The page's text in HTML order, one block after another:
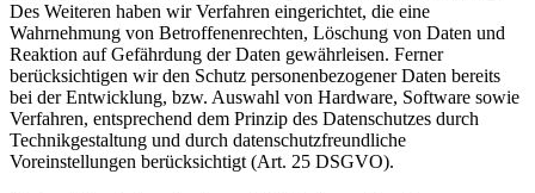
Des Weiteren haben wir Verfahren eingerichtet, die eine
Wahrnehmung von Betroffenenrechten, Löschung von Daten und
Reaktion auf Gefährdung der Daten gewährleisen. Ferner
berücksichtigen wir den Schutz personenbezogener Daten bereits
bei der Entwicklung, bzw. Auswahl von Hardware, Software sowie
Verfahren, entsprechend dem Prinzip des Datenschutzes durch
Technikgestaltung und durch datenschutzfreundliche
Voreinstellungen berücksichtigt (Art. 25 DSGVO).